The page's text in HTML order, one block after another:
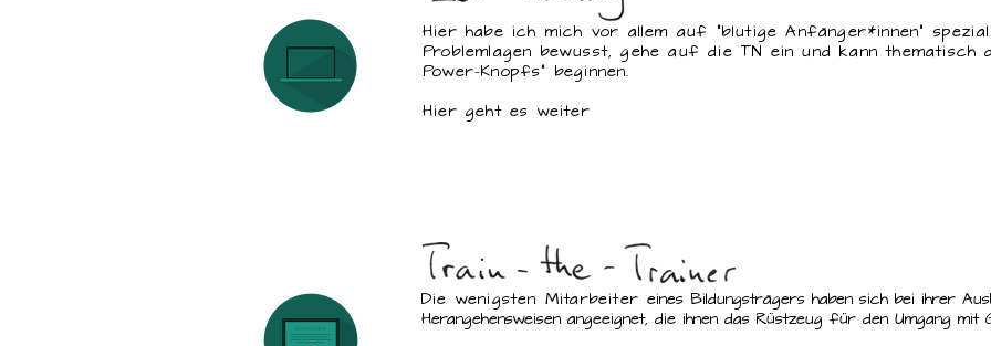
Hier habe ich mich vor allem auf “blutige Anfänger*innen“
Problemlagen bewusst, gehe auf die TN ein und kann thematisch
Power-Knopfs“ beginnen.
Hier geht es weiter
Die wenigsten Mitarbeitereines Bildungsträgers haben sich bei ihrer
Herangehensweisen angeeignet, die ihnen das Rüstzeug für den Umgang mit